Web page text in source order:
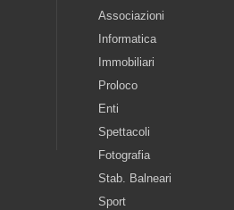
Associazioni
Informatica
Immobiliari
Proloco
Enti
Spettacoli
Fotografia
Stab. Balneari
Sport